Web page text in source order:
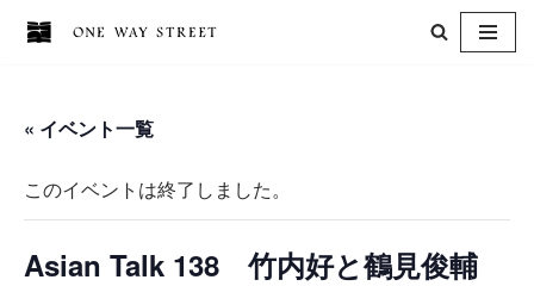
テ
ツ
へ
ス
« イベント一覧
このイベントは終了しました。
Asian Talk 138 竹内好と鶴見俊輔